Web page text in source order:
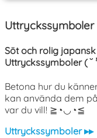
Uttryckssymboler
Söt och rolig
Uttryckssymboler ( ˘
Betona hur du
kan använda dem
var du vill! ≧◔◡◔≦
Uttryckssymboler ▸▸